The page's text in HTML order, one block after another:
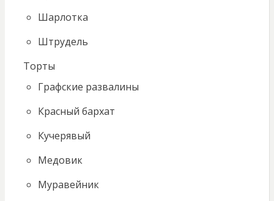
Шарлотка
Штрудель
Торты
Графские развалины
Красный бархат
Кучерявый
Медовик
Муравейник